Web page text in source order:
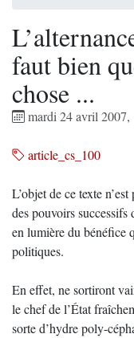
faut bien
chose ...
mardi 24 avril 2007,
article_cs_100
L’objet de ce texte
des pouvoirs
en lumière du bénéfice
politiques.
En effet, ne sortiront
le chef de l’État
sorte d’hydre poly-